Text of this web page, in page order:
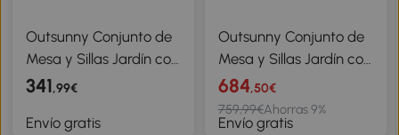
Outsunny Conjunto de
Mesa y Sillas Jardín con
Sillas Apilables y Marco
Patio Gris Claro
341,99€
Envío gratis
Outsunny Conjunto de
Mesa y Sillas Jardín con
Mesa Extensible Marco
de Aluminio 8 Sillas y
Tablero de Lamas de
684,50€
759,99€Ahorras 9%
Envío gratis